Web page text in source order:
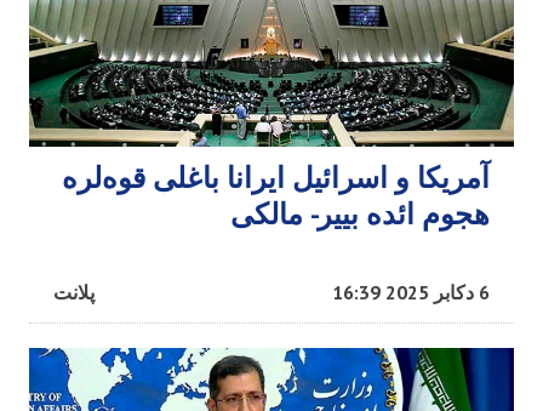
آمریکا و اسرائیل ایرانا باغلی قوه‌لره
هجوم ائده بییر- مالکی
پلانت 6 دکابر 2025 16:39